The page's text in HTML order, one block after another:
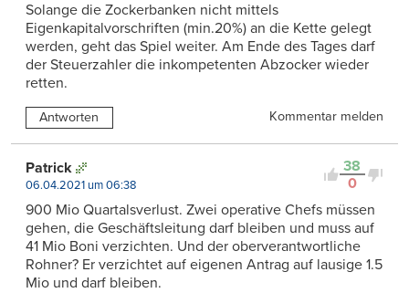
Solange die Zockerbanken nicht mittels
Eigenkapitalvorschriften (min.20%) an die Kette gelegt
werden, geht das Spiel weiter. Am Ende des Tages darf
der Steuerzahler die inkompetenten Abzocker wieder
retten.
Antworten Kommentar melden
38
0
Patrick
06.04.2021 um 06:38
900 Mio Quartalsverlust. Zwei operative Chefs müssen
gehen, die Geschäftsleitung darf bleiben und muss auf
41 Mio Boni verzichten. Und der oberverantwortliche
Rohner? Er verzichtet auf eigenen Antrag auf lausige 1.5
Mio und darf bleiben.